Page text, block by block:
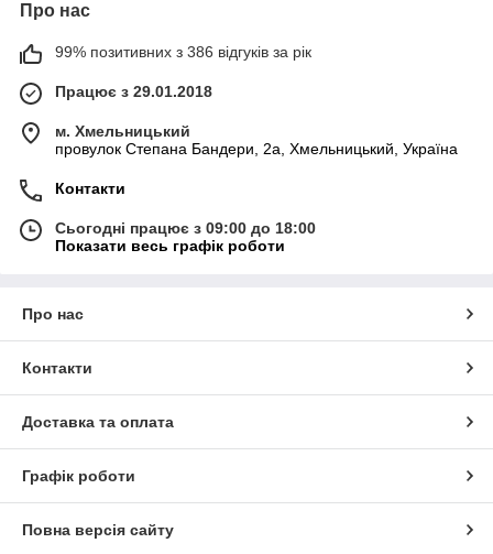
Про нас
99% позитивних з 386 відгуків за рік
Працює з 29.01.2018
м. Хмельницький
провулок Степана Бандери, 2a, Хмельницький, Україна
Контакти
Сьогодні працює з 09:00 до 18:00
Показати весь графік роботи
Про нас
Контакти
Доставка та оплата
Графік роботи
Повна версія сайту